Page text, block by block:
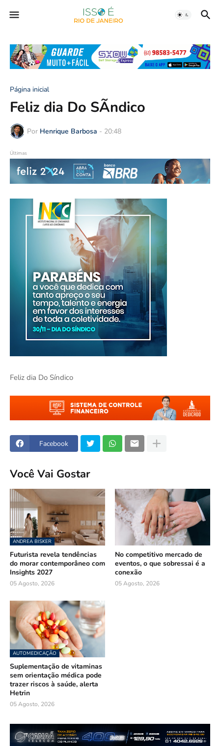
Página inicial
Feliz dia Do SÃ­ndico
Por Henrique Barbosa - 20:48
Últimas
Feliz dia Do Síndico
Facebook
Você Vai Gostar
ANDREA BISKER
Futurista revela tendências
do morar contemporâneo com
Insights 2027
05 Agosto, 2026
No competitivo mercado de
eventos, o que sobressai é a
conexão
05 Agosto, 2026
AUTOMEDICAÇÃO
Suplementação de vitaminas
sem orientação médica pode
trazer riscos à saúde, alerta
Hetrin
05 Agosto, 2026